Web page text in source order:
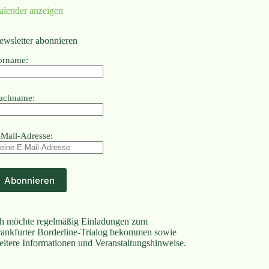
anzeigen
abonnieren
Adresse:
möchte regelmäßig Einladungen zum
Borderline-Trialog bekommen sowie
Informationen und Veranstaltungshinweise.